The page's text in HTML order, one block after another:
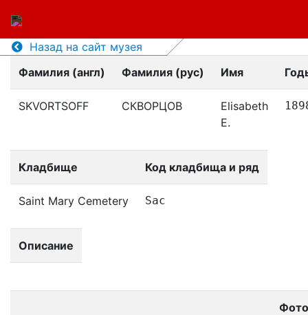
Назад на сайт музея
Фамилия (англ)
Фамилия (рус) Имя
SKVORTSOFF СКВОРЦОВ
Elisabeth
E.
Кладбище Код кладбища и ряд
Saint Mary Cemetery Sac
Описание
Фото